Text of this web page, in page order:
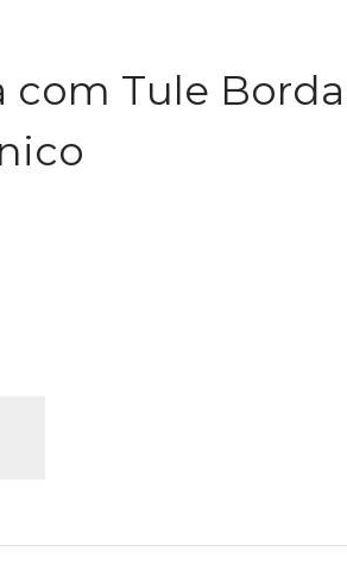
com Tule